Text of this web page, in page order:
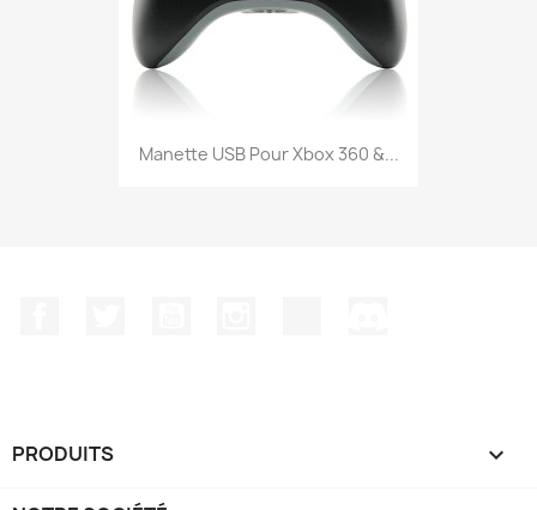
Manette USB Pour Xbox 360 &...
PRODUITS 